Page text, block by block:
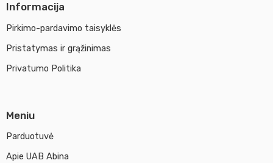
Informacija
Pirkimo-pardavimo taisyklės
Pristatymas ir grąžinimas
Privatumo Politika
Meniu
Parduotuvė
Apie UAB Abina